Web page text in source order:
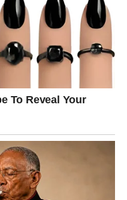
da više ne mora da
Dovoljno je da
stabilan i istrajan.
voljen, bez
Ako postoji znak koji
najčistijem obliku –
ljubav, već